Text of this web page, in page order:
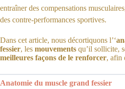
entraîner des compensations
des contre-performances sportives.
Dans cet article, nous décortiquons l’‘
fessier, les mouvements qu’il sollicite,
meilleures façons de le renforcer, afin
Anatomie du muscle grand fessier